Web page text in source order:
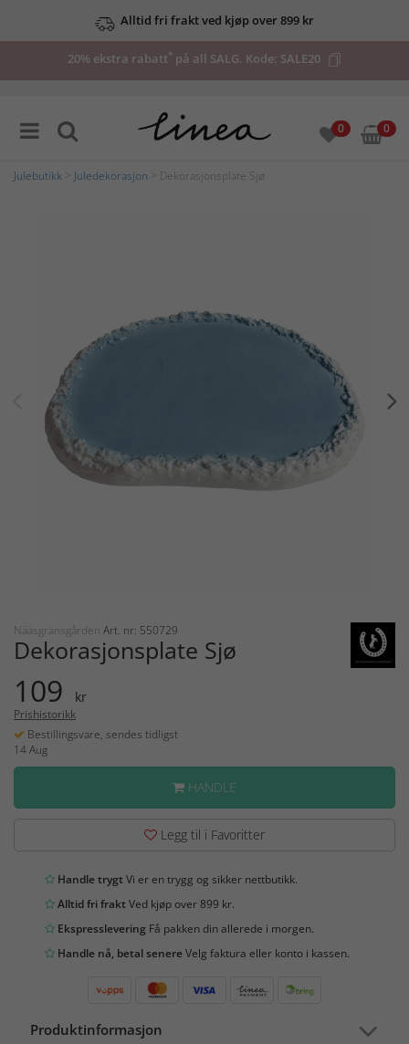
Alltid fri frakt ved kjøp over 899 kr
20% ekstra rabatt* på all SALG. Kode: SALE20
0 0
Julebutikk Juledekorasjon > Dekorasjonsplate Sjø
Nääsgränsgården Art. nr: 550729
Dekorasjonsplate Sjø
109 kr
Prishistorikk
Bestillingsvare, sendes tidligst
14 Aug
HANDLE
Legg til i Favoritter
Handle trygtVi er en trygg og sikker nettbutikk.
Alltid fri fraktVed kjøp over 899 kr.
Ekspresslevering Få pakken din allerede i morgen.
Handle nå, betal senereVelg faktura eller konto i kassen.
Produktinformasjon